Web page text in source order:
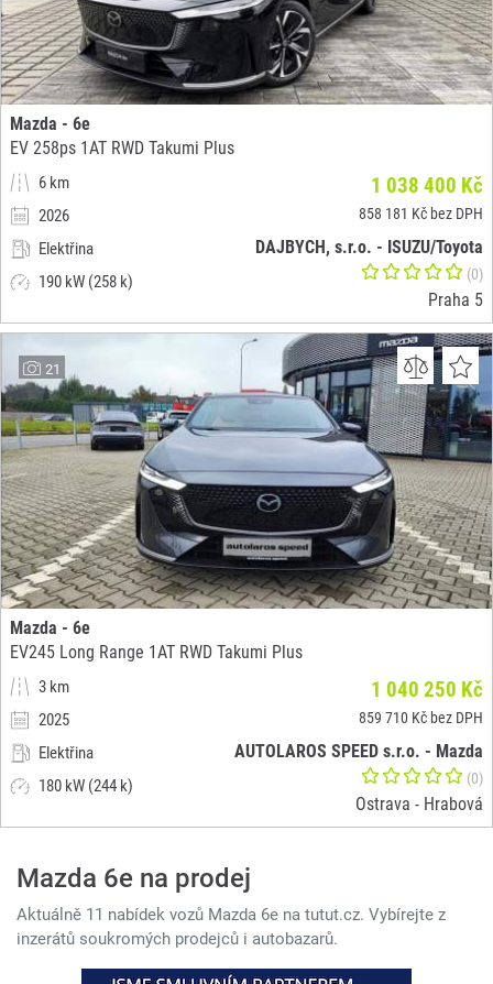
Mazda - 6e
EV 258ps 1AT RWD Takumi Plus
6 km
2026
Elektřina
190 kW (258 k)
1 038 400 Kč
858 181 Kč bez DPH
DAJBYCH, s.r.o. - ISUZU/Toyota
(0)
Praha 5
21
Mazda - 6e
EV245 Long Range 1AT RWD Takumi Plus
3 km
2025
Elektřina
180 kW (244 k)
1 040 250 Kč
859 710 Kč bez DPH
AUTOLAROS SPEED s.r.o. - Mazda
(0)
Ostrava - Hrabová
Mazda 6e na prodej
Aktuálně 11 nabídek vozů Mazda 6e na tutut.cz. Vybírejte z
inzerátů soukromých prodejců i autobazarů.